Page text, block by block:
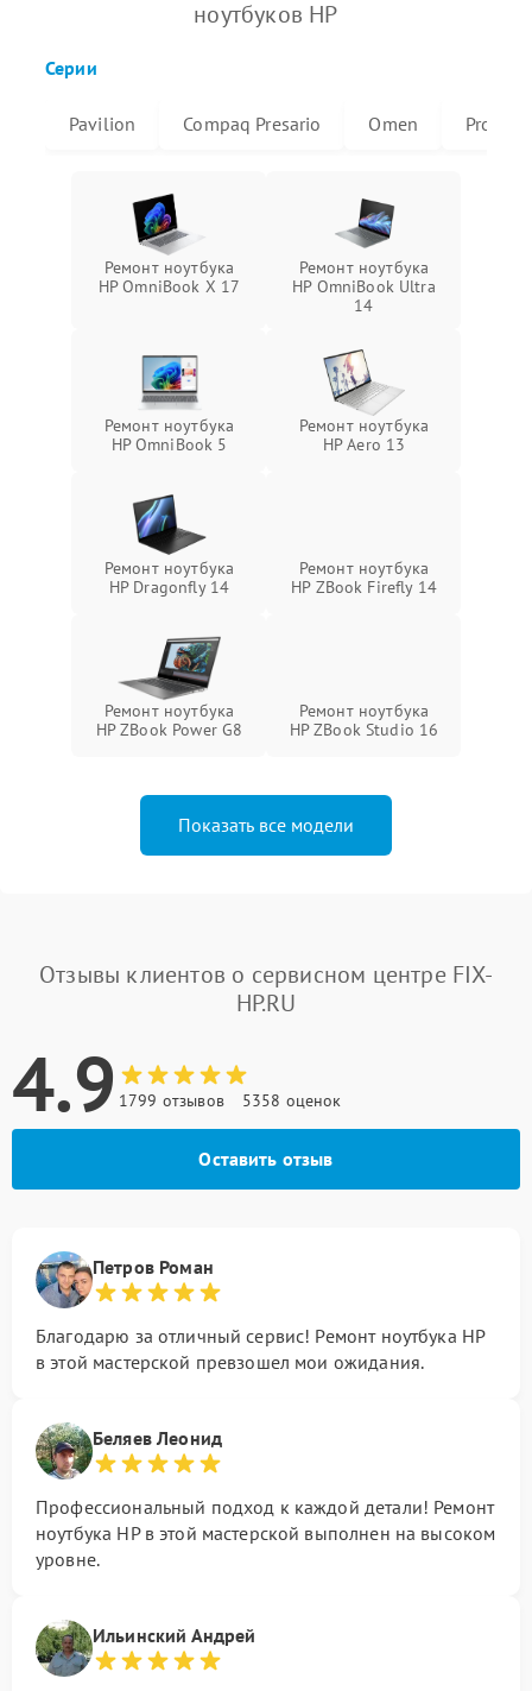
ноутбуков HP
Серии
Pavilion Compaq Presario Omen
Ремонт ноутбука
HP OmniBook X 17
Ремонт ноутбука
HP OmniBook Ultra
14
Ремонт ноутбука
HP OmniBook 5
Ремонт ноутбука
HP Aero 13
Ремонт ноутбука
HP Dragonfly 14
Ремонт ноутбука
HP ZBook Firefly 14
Ремонт ноутбука
HP ZBook Power G8
Ремонт ноутбука
HP ZBook Studio 16
Показать все модели
Отзывы клиентов о сервисном центре FIX-
HP.RU
4.9 1799 отзывов 5358 оценок
Оставить отзыв
Петров Роман
Благодарю за отличный сервис! Ремонт ноутбука HP
в этой мастерской превзошел мои ожидания.
Беляев Леонид
Профессиональный подход к каждой детали! Ремонт
ноутбука HP в этой мастерской выполнен на высоком
уровне.
Ильинский Андрей